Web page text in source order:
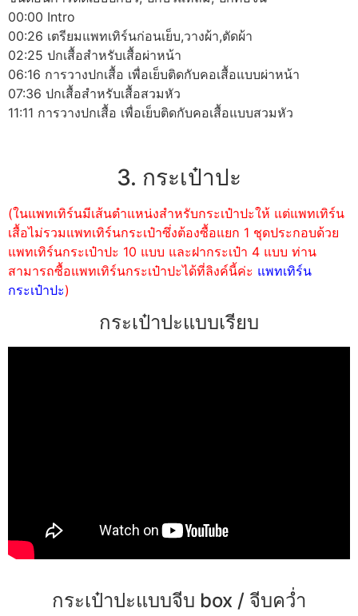
00:00 Intro
00:26 เตรียมแพทเทิร์นก่อนเย็บ,วางผ้า,ตัดผ้า
02:25 ปกเสื้อสำหรับเสื้อผ่าหน้า
06:16 การวางปกเสื้อ เพื่อเย็บติดกับคอเสื้อแบบผ่าหน้า
07:36 ปกเสื้อสำหรับเสื้อสวมหัว
11:11 การวางปกเสื้อ เพื่อเย็บติดกับคอเสื้อแบบสวมหัว
3. กระเป๋าปะ
(ในแพทเทิร์นมีเส้นตำแหน่งสำหรับกระเป๋าปะให้ แต่แพทเทิร์น
เสื้อไม่รวมแพทเทิร์นกระเป๋าซึ่งต้องซื้อแยก 1 ชุดประกอบด้วย
แพทเทิร์นกระเป๋าปะ 10 แบบ และฝากระเป๋า 4 แบบ ท่าน
สามารถซื้อแพทเทิร์นกระเป๋าปะได้ที่ลิงค์นี้ค่ะ แพทเทิร์น
กระเป๋าปะ)
กระเป๋าปะแบบเรียบ
กระเป๋าปะแบบจีบ box / จีบคว่ำ